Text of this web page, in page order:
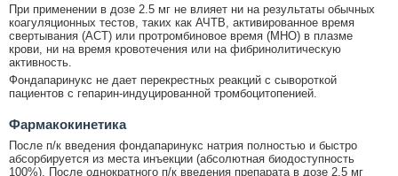
При применении в дозе 2.5 мг не влияет ни на результаты обычных
коагуляционных тестов, таких как АЧТВ, активированное время
свертывания (ACT) или протромбиновое время (МНО) в плазме
крови, ни на время кровотечения или на фибринолитическую
активность.
Фондапаринукс не дает перекрестных реакций с сывороткой
пациентов с гепарин-индуцированной тромбоцитопенией.
Фармакокинетика
После п/к введения фондапаринукс натрия полностью и быстро
абсорбируется из места инъекции (абсолютная биодоступность
100%). После однократного п/к введения препарата в дозе 2.5 мг